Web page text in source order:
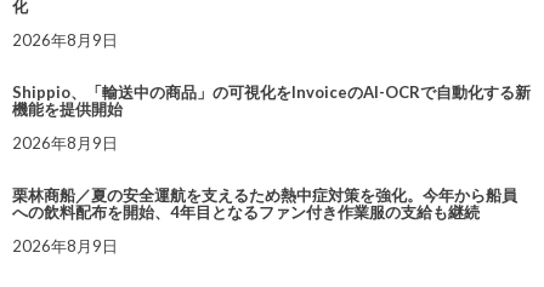
化
2026年8月9日
Shippio、「輸送中の商品」の可視化をInvoiceのAI-OCRで自動化する新
機能を提供開始
2026年8月9日
栗林商船／夏の安全運航を支えるため熱中症対策を強化。今年から船員
への飲料配布を開始、4年目となるファン付き作業服の支給も継続
2026年8月9日